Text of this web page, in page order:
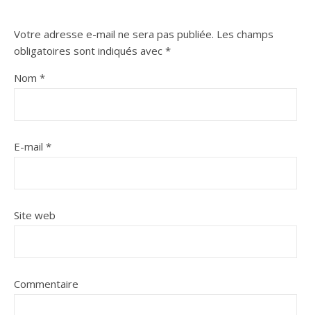
Votre adresse e-mail ne sera pas publiée. Les champs
obligatoires sont indiqués avec *
Nom *
E-mail *
Site web
Commentaire